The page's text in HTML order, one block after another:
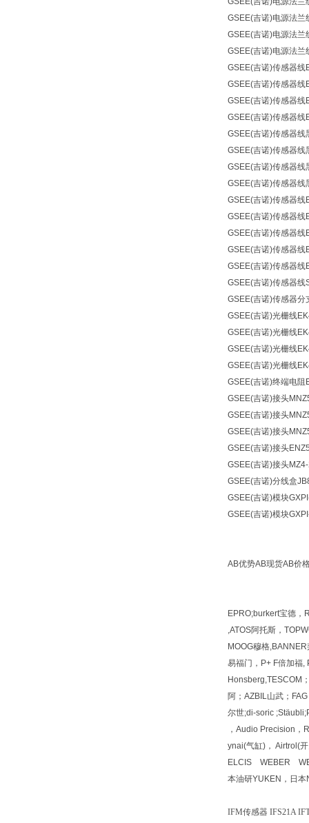
GSEE(吉诺)电源法兰
GSEE(吉诺)电源法兰
GSEE(吉诺)电源法兰
GSEE(吉诺)传感器线
GSEE(吉诺)传感器线
GSEE(吉诺)传感器线
GSEE(吉诺)传感器线
GSEE(吉诺)传感器线
GSEE(吉诺)传感器线
GSEE(吉诺)传感器线
GSEE(吉诺)传感器线
GSEE(吉诺)传感器线
GSEE(吉诺)传感器线
GSEE(吉诺)传感器线
GSEE(吉诺)传感器线
GSEE(吉诺)传感器线
GSEE(吉诺)传感器线
GSEE(吉诺)传感器分
GSEE(吉诺)光栅线
GSEE(吉诺)光栅线
GSEE(吉诺)光栅线
GSEE(吉诺)光栅线
GSEE(吉诺)终端电阻
GSEE(吉诺)接头
GSEE(吉诺)接头
GSEE(吉诺)接头
GSEE(吉诺)接头
GSEE(吉诺)接头
GSEE(吉诺)分线盒
GSEE(吉诺)模块
GSEE(吉诺)模块
AB优势AB现货AB价
EPRO;burkert宝德，
,ATOS阿托斯，
MOOG穆格
易福门，P+ F倍加福,
Honsberg,TESCOM
阿；AZBIL山武；
尔世;di-soric
，Audio Precision
ynai(气缸)， Airtrol(
ELCIS WEBER
本油研YUKEN，日
IFM传感器 IFS21A